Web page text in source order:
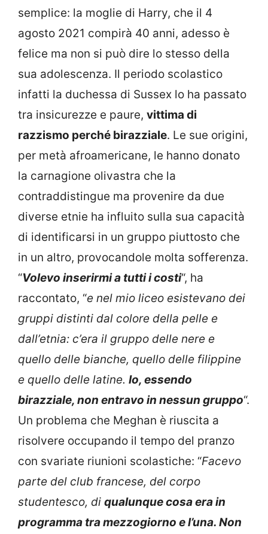
semplice: la moglie di Harry, che il 4
agosto 2021 compirà 40 anni, adesso è
felice ma non si può dire lo stesso della
sua adolescenza. Il periodo scolastico
infatti la duchessa di Sussex lo ha passato
tra insicurezze e paure, vittima di
razzismo perché birazziale. Le sue origini,
per metà afroamericane, le hanno donato
la carnagione olivastra che la
contraddistingue ma provenire da due
diverse etnie ha influito sulla sua capacità
di identificarsi in un gruppo piuttosto che
in un altro, provocandole molta sofferenza.
“Volevo inserirmi a tutti i costi“, ha
raccontato, “e nel mio liceo esistevano dei
gruppi distinti dal colore della pelle e
dall’etnia: c’era il gruppo delle nere e
quello delle bianche, quello delle filippine
e quello delle latine. Io, essendo
birazziale, non entravo in nessun gruppo“.
Un problema che Meghan è riuscita a
risolvere occupando il tempo del pranzo
con svariate riunioni scolastiche: “Facevo
parte del club francese, del corpo
studentesco, di qualunque cosa era in
programma tra mezzogiorno e l’una. Non